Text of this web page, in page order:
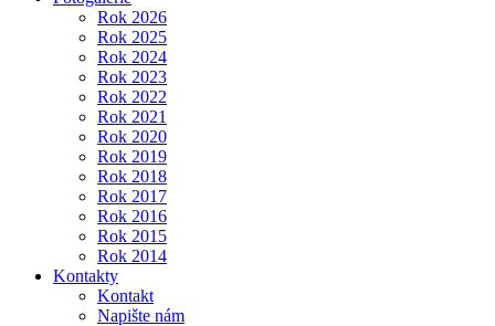
Rok 2026
Rok 2025
Rok 2024
Rok 2023
Rok 2022
Rok 2021
Rok 2020
Rok 2019
Rok 2018
Rok 2017
Rok 2016
Rok 2015
Rok 2014
Kontakty
Kontakt
Napište nám